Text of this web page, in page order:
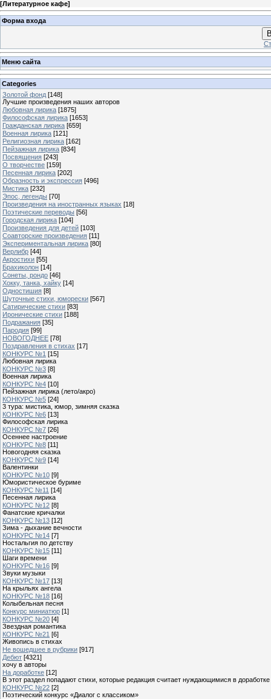
[Литературное кафе]
Форма входа
Меню сайта
Categories
Золотой фонд [148]
Лучшие произведения наших авторов
Любовная лирика [1875]
Философская лирика [1653]
Гражданская лирика [659]
Военная лирика [121]
Религиозная лирика [162]
Пейзажная лирика [834]
Посвящения [243]
О творчестве [159]
Песенная лирика [202]
Образность и экспрессия [496]
Мистика [232]
Эпос, легенды [70]
Произведения на иностранных языках [18]
Поэтические переводы [56]
Городская лирика [104]
Произведения для детей [103]
Соавторские произведения [11]
Экспериментальная лирика [80]
Верлибр [44]
Акростихи [55]
Брахиколон [14]
Сонеты, рондо [46]
Хокку, танка, хайку [14]
Одностишия [8]
Шуточные стихи, юморески [567]
Сатирические стихи [83]
Иронические стихи [188]
Подражания [35]
Пародия [99]
НОВОГОДНЕЕ [78]
Поздравления в стихах [17]
КОНКУРС №1 [15]
Любовная лирика
КОНКУРС №3 [8]
Военная лирика
КОНКУРС №4 [10]
Пейзажная лирика (лето/акро)
КОНКУРС №5 [24]
3 тура: мистика, юмор, зимняя сказка
КОНКУРС №6 [13]
Философская лирика
КОНКУРС №7 [26]
Осеннее настроение
КОНКУРС №8 [11]
Новогодняя сказка
КОНКУРС №9 [14]
Валентинки
КОНКУРС №10 [9]
Юмористическое буриме
КОНКУРС №11 [14]
Песенная лирика
КОНКУРС №12 [8]
Фанатские кричалки
КОНКУРС №13 [12]
Зима - дыхание вечности
КОНКУРС №14 [7]
Ностальгия по детству
КОНКУРС №15 [11]
Шаги времени
КОНКУРС №16 [9]
Звуки музыки
КОНКУРС №17 [13]
На крыльях ангела
КОНКУРС №18 [16]
Колыбельная песня
Конкурс миниатюр [1]
КОНКУРС №20 [4]
Звездная романтика
КОНКУРС №21 [6]
Живопись в стихах
Не вошедшее в рубрики [917]
Дебют [4321]
хочу в авторы
На доработке [12]
В этот раздел попадают стихи, которые редакция считает нуждающимися в доработке
КОНКУРС №22 [2]
Поэтический конкурс «Диалог с классиком»